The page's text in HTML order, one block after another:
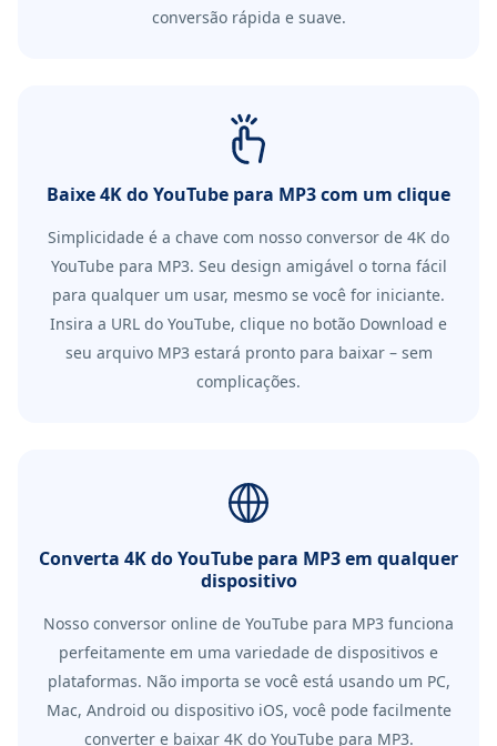
conversão rápida e suave.
Baixe 4K do YouTube para MP3 com um clique
Simplicidade é a chave com nosso conversor de 4K do
YouTube para MP3. Seu design amigável o torna fácil
para qualquer um usar, mesmo se você for iniciante.
Insira a URL do YouTube, clique no botão Download e
seu arquivo MP3 estará pronto para baixar – sem
complicações.
Converta 4K do YouTube para MP3 em qualquer
dispositivo
Nosso conversor online de YouTube para MP3 funciona
perfeitamente em uma variedade de dispositivos e
plataformas. Não importa se você está usando um PC,
Mac, Android ou dispositivo iOS, você pode facilmente
converter e baixar 4K do YouTube para MP3.